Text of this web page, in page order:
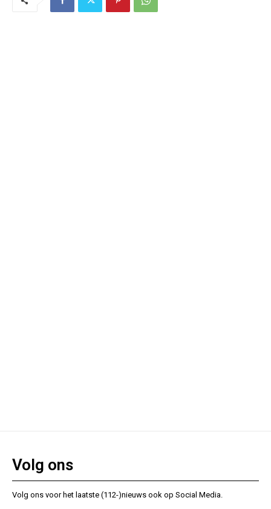
Volg ons
Volg ons voor het laatste (112-)nieuws ook op Social Media.